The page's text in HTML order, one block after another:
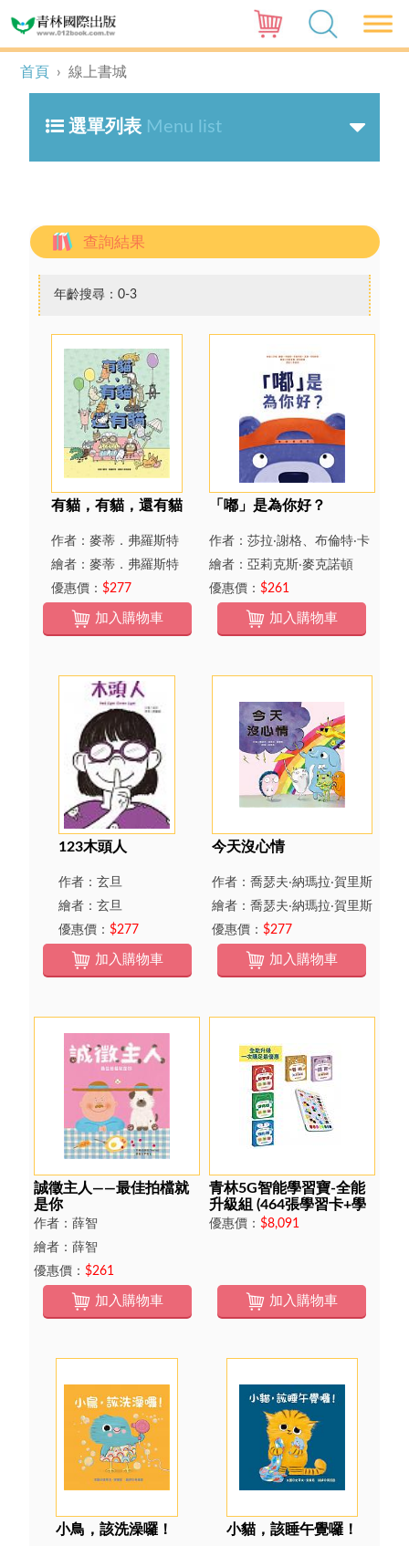
首頁 › 線上書城
選單列表 Menu list
查詢結果
年齡搜尋：0-3
有貓，有貓，還有貓
作者：麥蒂．弗羅斯特
繪者：麥蒂．弗羅斯特
優惠價：$277
加入購物車
「嘟」是為你好？
作者：莎拉‧謝格、布倫特‧卡
馬利奇、潔米‧卡馬利奇
繪者：亞莉克斯‧麥克諾頓
優惠價： $261
加入購物車
123木頭人
作者：玄旦
繪者：玄旦
優惠價：$277
加入購物車
今天沒心情
作者：喬瑟夫‧納瑪拉‧賀里斯
繪者：喬瑟夫‧納瑪拉‧賀里斯
優惠價： $277
加入購物車
誠徵主人――最佳拍檔就
是你
作者：薛智
繪者：薛智
優惠價：$261
加入購物車
青林5G智能學習寶-全能
升級組 (464張學習卡+學
習板)
優惠價： $8,091
加入購物車
小鳥，該洗澡囉！ 小貓，該睡午覺囉！